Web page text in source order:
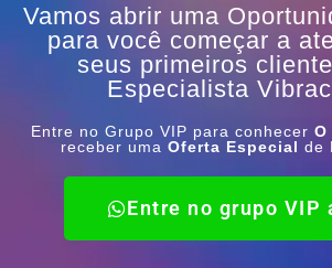
Vamos abrir uma
para você começar a
seus primeiros
Especialista
Entre no Grupo VIP para conhecer O
receber uma Oferta Especial de
Entre no grupo VIP